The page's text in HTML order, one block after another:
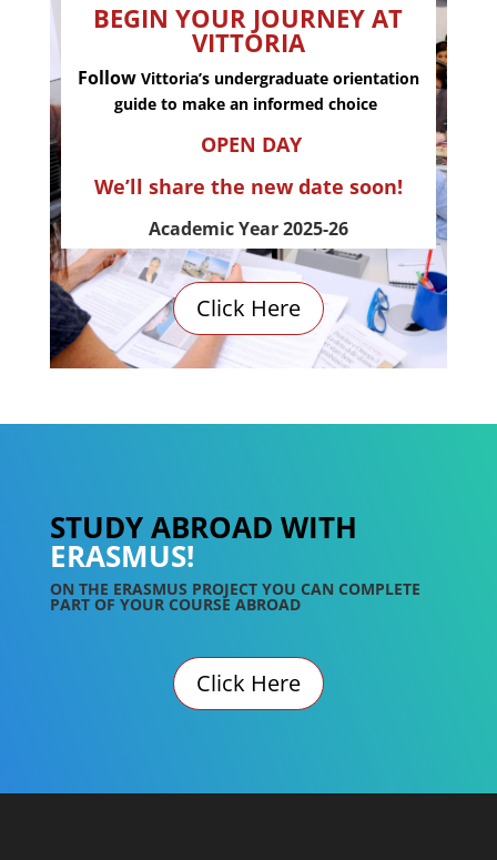
BEGIN YOUR JOURNEY AT
VITTORIA
Follow Vittoria’s undergraduate orientation
guide to make an informed choice
OPEN DAY
We’ll share the new date soon!
Academic Year 2025-26
Click Here
STUDY ABROAD WITH
ERASMUS!
ON THE ERASMUS PROJECT YOU CAN COMPLETE
PART OF YOUR COURSE ABROAD
Click Here